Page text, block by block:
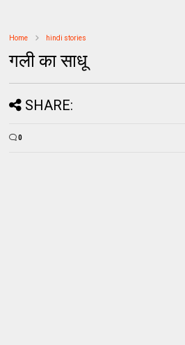
Home hindi stories
गली का साधू
SHARE:
0